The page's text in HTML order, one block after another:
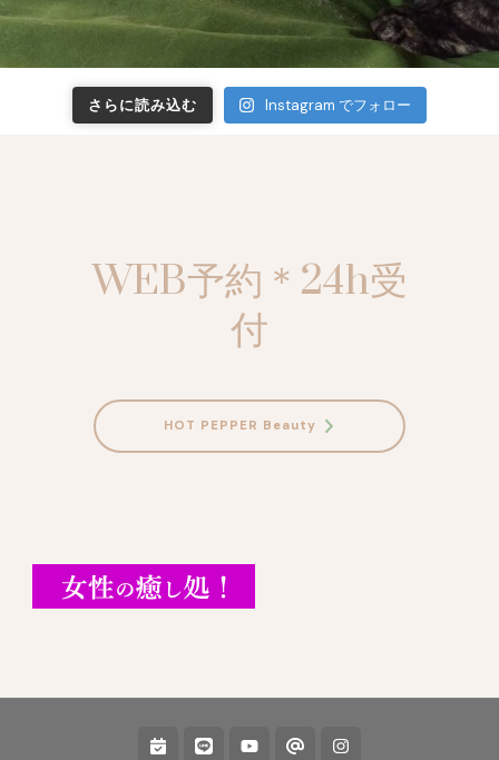
さらに読み込む Instagram でフォロー
WEB予約＊24h受
付
HOT PEPPER Beauty